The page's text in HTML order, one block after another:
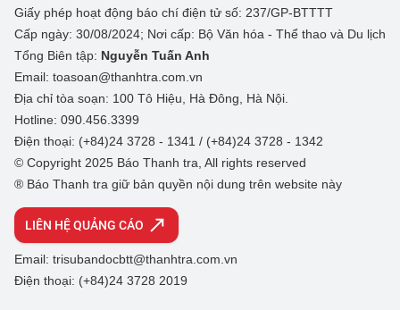
Giấy phép hoạt động báo chí điện tử số: 237/GP-BTTTT
Cấp ngày: 30/08/2024; Nơi cấp: Bộ Văn hóa - Thể thao và Du lịch
Tổng Biên tập: Nguyễn Tuấn Anh
Email: toasoan@thanhtra.com.vn
Địa chỉ tòa soạn: 100 Tô Hiệu, Hà Đông, Hà Nội.
Hotline: 090.456.3399
Điện thoại: (+84)24 3728 - 1341 / (+84)24 3728 - 1342
© Copyright 2025 Báo Thanh tra, All rights reserved
® Báo Thanh tra giữ bản quyền nội dung trên website này
LIÊN HỆ QUẢNG CÁO
Email: trisubandocbtt@thanhtra.com.vn
Điện thoại: (+84)24 3728 2019